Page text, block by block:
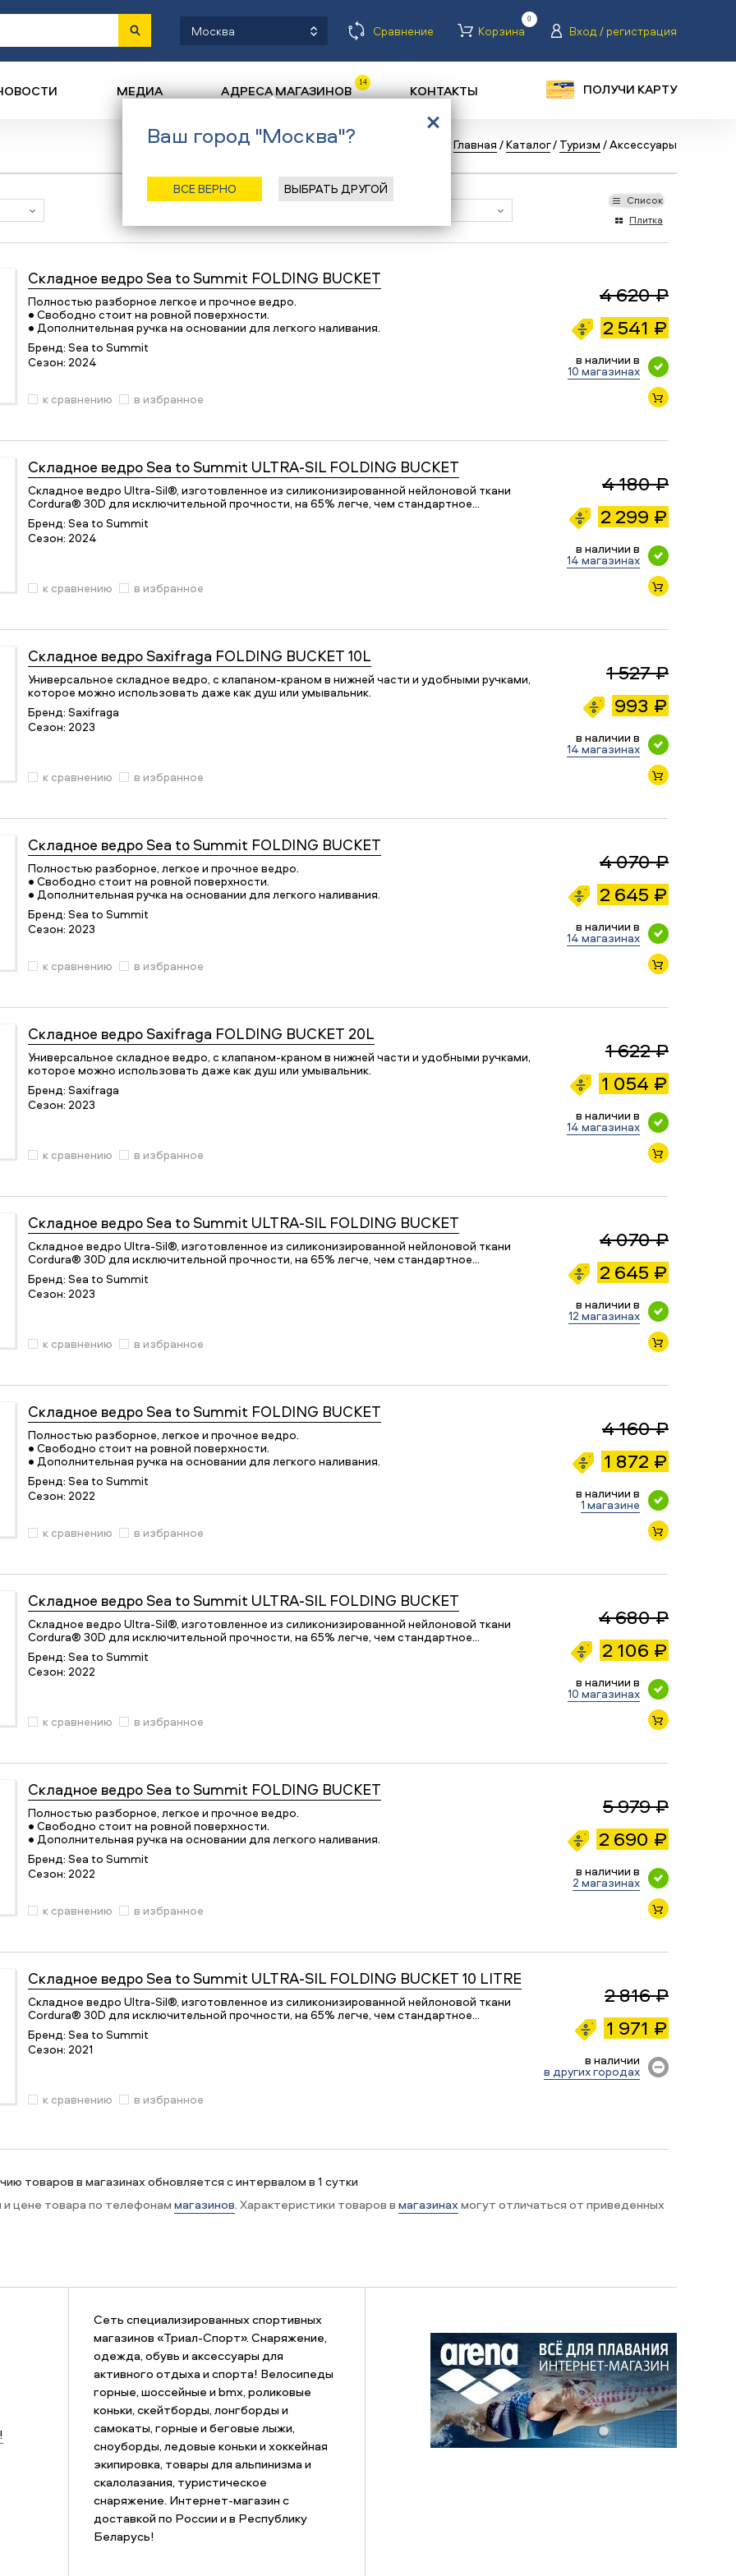
Москва Сравнение Корзина
0
Вход / регистрация
МЕДИА АДРЕСА МАГАЗИНОВ 14 КОНТАКТЫ ПОЛУЧИ КАРТУ
Главная /Каталог/ Туризм /Аксессуары
Список
Плитка
Складное ведро Sea to Summit FOLDING BUCKET
Полностью разборное легкое и прочное ведро.
• Свободно стоит на ровной поверхности.
• Дополнительная ручка на основании для легкого наливания.
Бренд: Sea to Summit
Сезон: 2024
4 620 ₽
2 541 ₽
в наличии в
10 магазинах
к сравнению
в избранное
Складное ведро Sea to Summit ULTRA-SIL FOLDING BUCKET
Складное ведро Ultra-Sil®, изготовленное из силиконизированной нейлоновой ткани
Cordura® 30D для исключительной прочности, на 65% легче, чем стандартное…
Бренд: Sea to Summit
Сезон: 2024
4 180 ₽
2 299 ₽
в наличии в
14 магазинах
к сравнению
в избранное
Складное ведро Saxifraga FOLDING BUCKET 10L
Универсальное складное ведро, с клапаном-краном в нижней части и удобными ручками,
которое можно использовать даже как душ или умывальник.
Бренд: Saxifraga
Сезон: 2023
1 527 ₽
993 ₽
в наличии в
14 магазинах
к сравнению
в избранное
Складное ведро Sea to Summit FOLDING BUCKET
Полностью разборное, легкое и прочное ведро.
• Свободно стоит на ровной поверхности.
• Дополнительная ручка на основании для легкого наливания.
Бренд: Sea to Summit
Сезон: 2023
4 070 ₽
2 645 ₽
в наличии в
14 магазинах
к сравнению
в избранное
Складное ведро Saxifraga FOLDING BUCKET 20L
Универсальное складное ведро, с клапаном-краном в нижней части и удобными ручками,
которое можно использовать даже как душ или умывальник.
Бренд: Saxifraga
Сезон: 2023
1 622 ₽
1 054 ₽
в наличии в
14 магазинах
к сравнению
в избранное
Складное ведро Sea to Summit ULTRA-SIL FOLDING BUCKET
Складное ведро Ultra-Sil®, изготовленное из силиконизированной нейлоновой ткани
Cordura® 30D для исключительной прочности, на 65% легче, чем стандартное…
Бренд: Sea to Summit
Сезон: 2023
4 070 ₽
2 645 ₽
в наличии в
12 магазинах
к сравнению
в избранное
Складное ведро Sea to Summit FOLDING BUCKET
Полностью разборное, легкое и прочное ведро.
• Свободно стоит на ровной поверхности.
• Дополнительная ручка на основании для легкого наливания.
Бренд: Sea to Summit
Сезон: 2022
4 160 ₽
1 872 ₽
в наличии в
1 магазине
к сравнению
в избранное
Складное ведро Sea to Summit ULTRA-SIL FOLDING BUCKET
Складное ведро Ultra-Sil®, изготовленное из силиконизированной нейлоновой ткани
Cordura® 30D для исключительной прочности, на 65% легче, чем стандартное…
Бренд: Sea to Summit
Сезон: 2022
4 680 ₽
2 106 ₽
в наличии в
10 магазинах
к сравнению
в избранное
Складное ведро Sea to Summit FOLDING BUCKET
Полностью разборное, легкое и прочное ведро.
• Свободно стоит на ровной поверхности.
• Дополнительная ручка на основании для легкого наливания.
Бренд: Sea to Summit
Сезон: 2022
5 979 ₽
2 690 ₽
в наличии в
2 магазинах
к сравнению
в избранное
Складное ведро Sea to Summit ULTRA-SIL FOLDING BUCKET 10 LITRE
Складное ведро Ultra-Sil®, изготовленное из силиконизированной нейлоновой ткани
Cordura® 30D для исключительной прочности, на 65% легче, чем стандартное…
Бренд: Sea to Summit
Сезон: 2021
2 816 ₽
1 971 ₽
в наличии
в других городах
к сравнению
в избранное
товаров в магазинах обновляется с интервалом в 1 сутки
и цене товара по телефонаммагазинов. Характеристики товаров вмагазинахмогут отличаться от приведенных
Сеть специализированных спортивных
магазинов «Триал-Спорт». Снаряжение,
одежда, обувь и аксессуары для
активного отдыха и спорта! Велосипеды
горные, шоссейные и bmx, роликовые
коньки, скейтборды, лонгборды и
самокаты, горные и беговые лыжи,
сноуборды, ледовые коньки и хоккейная
экипировка, товары для альпинизма и
скалолазания, туристическое
снаряжение. Интернет-магазин с
доставкой по России и в Республику
Беларусь!
Ваш город "Москва"?
ВСЕ ВЕРНО ВЫБРАТЬ ДРУГОЙ